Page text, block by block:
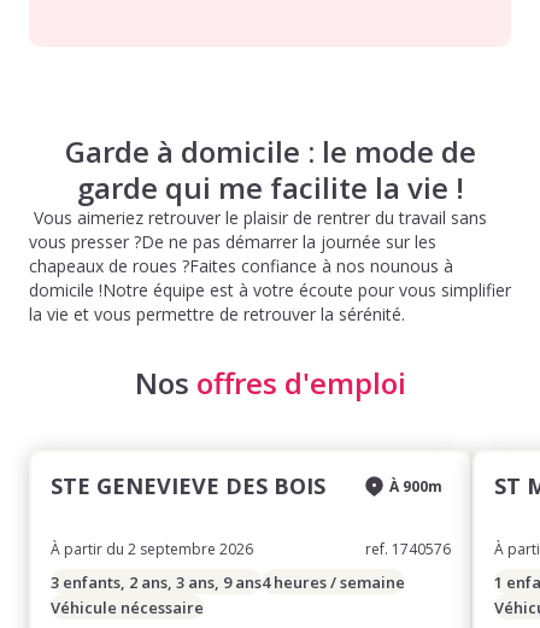
Garde à domicile : le mode de
garde qui me facilite la vie !
Vous aimeriez retrouver le plaisir de rentrer du travail sans
vous presser ?De ne pas démarrer la journée sur les
chapeaux de roues ?Faites confiance à nos nounous à
domicile !Notre équipe est à votre écoute pour vous simplifier
la vie et vous permettre de retrouver la sérénité.
Nos offres d'emploi
STE GENEVIEVE DES BOIS
À partir du 2 septembre 2026
À 900m
ref. 1740576
3 enfants, 2 ans, 3 ans, 9 ans4 heures / semaine
Véhicule nécessaire
ST
À
1